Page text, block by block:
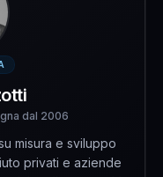
dal 2006
misura e sviluppo
privati e aziende